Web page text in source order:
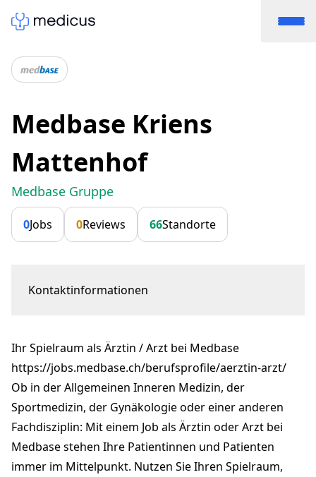
Medbase Kriens
Mattenhof
Medbase Gruppe
0Jobs 0Reviews 66Standorte
Kontaktinformationen
kriens-mattenhof@medbase.ch
+41 41 329 09 09
medbase.ch
Ihr Spielraum als Ärztin / Arzt bei Medbase
https://jobs.medbase.ch/berufsprofile/aerztin-arzt/
Ob in der Allgemeinen Inneren Medizin, der
Sportmedizin, der Gynäkologie oder einer anderen
Fachdisziplin: Mit einem Job als Ärztin oder Arzt bei
Medbase stehen Ihre Patientinnen und Patienten
immer im Mittelpunkt. Nutzen Sie Ihren Spielraum,